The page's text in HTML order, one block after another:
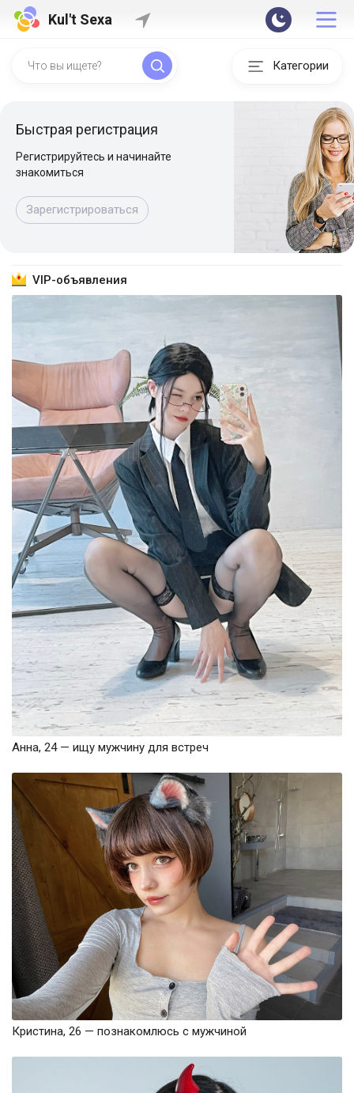
Kul't Sexa
Категории
Быстрая регистрация
Регистрируйтесь и начинайте
знакомиться
Зарегистрироваться
VIP-объявления
Анна, 24 — ищу мужчину для встреч
Кристина, 26 — познакомлюсь с мужчиной